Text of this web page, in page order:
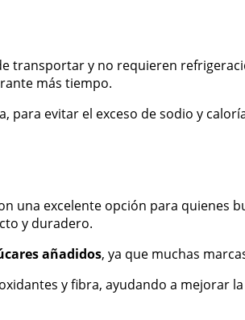
transportar y no requieren
más tiempo.
para evitar el exceso de sodio y
una excelente opción para quienes
y duradero.
añadidos, ya que muchas
y fibra, ayudando a mejorar